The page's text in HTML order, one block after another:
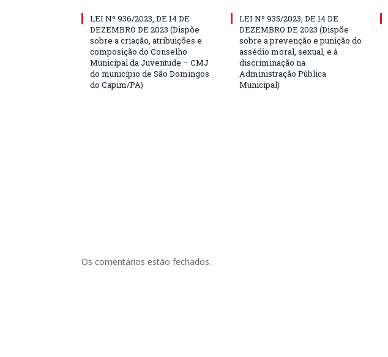
LEI Nº 936/2023, DE 14 DE
DEZEMBRO DE 2023 (Dispõe
sobre a criação, atribuições e
composição do Conselho
Municipal da Juventude – CMJ
do município de São Domingos
do Capim/PA)
LEI Nº 935/2023, DE 14 DE
DEZEMBRO DE 2023 (Dispõe
sobre a prevenção e punição do
assédio moral, sexual, e à
discriminação na
Administração Pública
Municipal)
Os comentários estão fechados.